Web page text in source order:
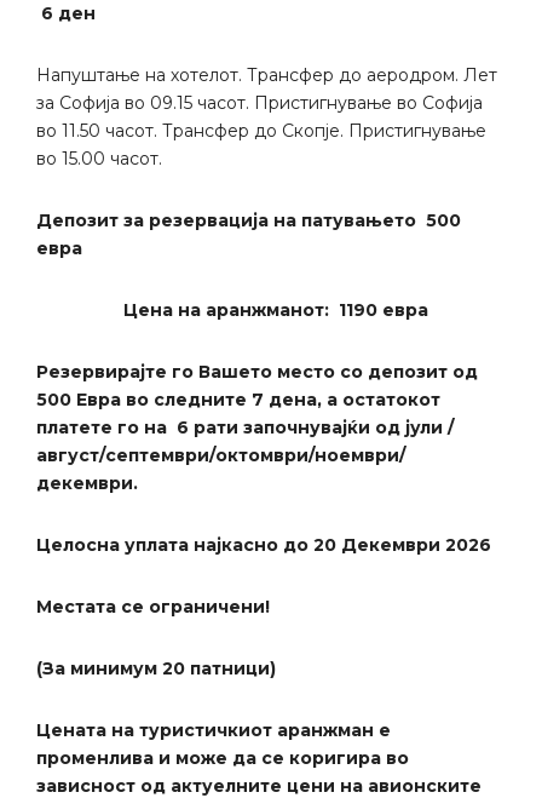
6 ден
Напуштање на хотелот. Трансфер до аеродром. Лет
за Софија во 09.15 часот. Пристигнување во Софија
во 11.50 часот. Трансфер до Скопје. Пристигнување
во 15.00 часот.
Депозит за резервација на патувањето 500
евра
Цена на аранжманот: 1190 евра
Резервирајте го Вашето место со депозит од
500 Евра во следните 7 дена, а остатокот
платете го на 6 рати започнувајќи од јули /
август/септември/октомври/ноември/
декември.
Целосна уплата најкасно до 20 Декември 2026
Местата се ограничени!
(За минимум 20 патници)
Цената на туристичкиот аранжман е
променлива и може да се коригира во
зависност од актуелните цени на авионските